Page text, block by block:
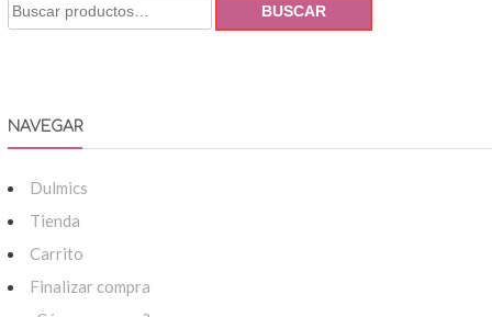
BUSCAR
NAVEGAR
Dulmics
Tienda
Carrito
Finalizar compra